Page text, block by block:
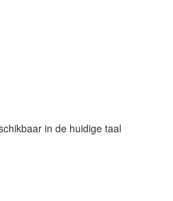
in de huidige taal